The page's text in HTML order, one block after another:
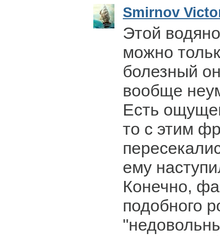
Smirnov
Этой
можно
болезный
вообще
Есть
то с этим
ему
Конечно,
подобного